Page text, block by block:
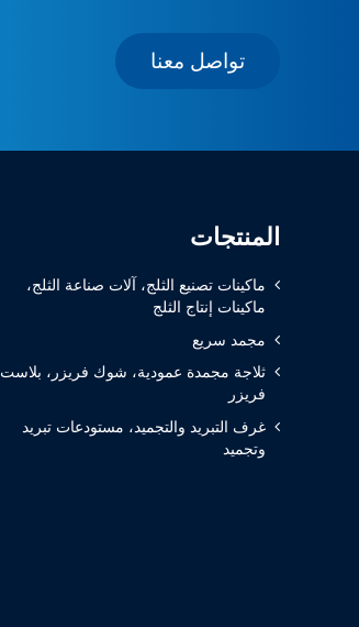
تواصل معنا
المنتجات
ماكينات تصنيع الثلج، آلات صناعة الثلج،
ماكينات إنتاج الثلج
مجمد سريع
ثلاجة مجمدة عمودية، شوك فريزر، بلاست
فريزر
غرف التبريد والتجميد، مستودعات تبريد
وتجميد